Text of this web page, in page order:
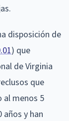
disposición de
) que
de Virginia
que
al menos 5
años y han